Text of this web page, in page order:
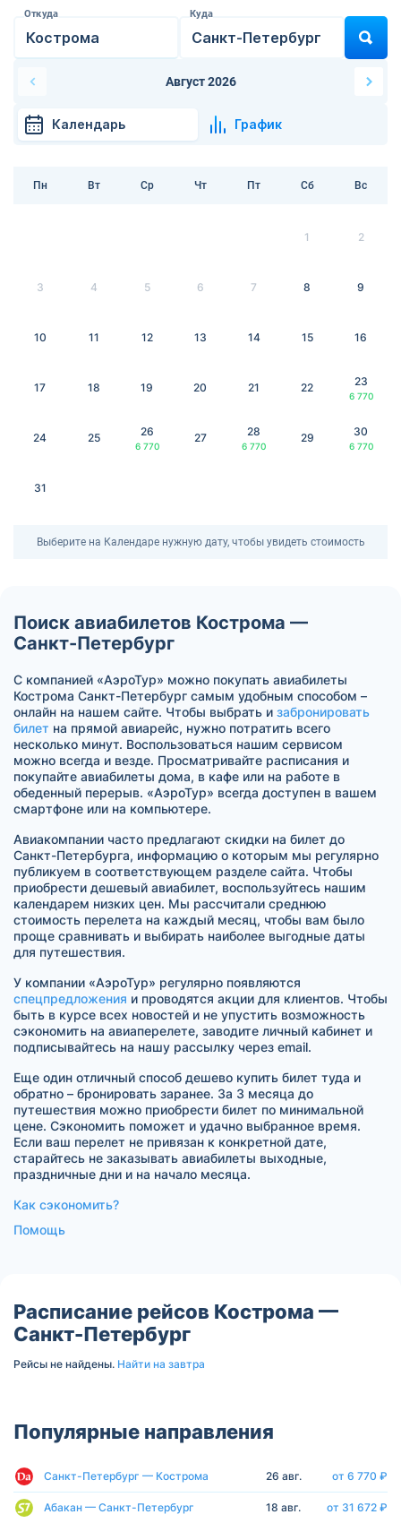
Откуда Куда
Август 2026
Календарь График
Пн Вт Ср Чт Пт Сб Вс
1 2
3 4 5 6 7 8 9
10 11 12 13 14 15 16
17 18 19 20 21 22 23
6 770
24 25 26
6 770
27 28
6 770
29 30
6 770
31
Выберите на Календаре нужную дату, чтобы увидеть стоимость
Поиск авиабилетов Кострома —
Санкт-Петербург
С компанией «АэроТур» можно покупать авиабилеты
Кострома Санкт-Петербург самым удобным способом –
онлайн на нашем сайте. Чтобы выбрать и забронировать
билет на прямой авиарейс, нужно потратить всего
несколько минут. Воспользоваться нашим сервисом
можно всегда и везде. Просматривайте расписания и
покупайте авиабилеты дома, в кафе или на работе в
обеденный перерыв. «АэроТур» всегда доступен в вашем
смартфоне или на компьютере.
Авиакомпании часто предлагают скидки на билет до
Санкт-Петербурга, информацию о которым мы регулярно
публикуем в соответствующем разделе сайта. Чтобы
приобрести дешевый авиабилет, воспользуйтесь нашим
календарем низких цен. Мы рассчитали среднюю
стоимость перелета на каждый месяц, чтобы вам было
проще сравнивать и выбирать наиболее выгодные даты
для путешествия.
У компании «АэроТур» регулярно появляются
спецпредложения и проводятся акции для клиентов. Чтобы
быть в курсе всех новостей и не упустить возможность
сэкономить на авиаперелете, заводите личный кабинет и
подписывайтесь на нашу рассылку через email.
Еще один отличный способ дешево купить билет туда и
обратно – бронировать заранее. За 3 месяца до
путешествия можно приобрести билет по минимальной
цене. Сэкономить поможет и удачно выбранное время.
Если ваш перелет не привязан к конкретной дате,
старайтесь не заказывать авиабилеты выходные,
праздничные дни и на начало месяца.
Как сэкономить?
Помощь
Расписание рейсов Кострома —
Санкт-Петербург
Рейсы не найдены. Найти на завтра
Популярные направления
Санкт-Петербург — Кострома 26 авг. от 6 770 ₽
Абакан — Санкт-Петербург 18 авг. от 31 672 ₽